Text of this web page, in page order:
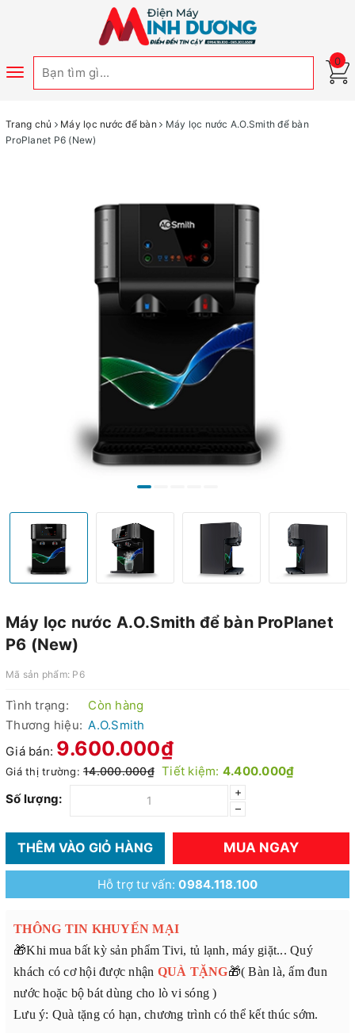
Toggle
0
Trang chủ Máy lọc nước để bàn
Máy lọc nước A.O.Smith để bàn
ProPlanet P6 (New)
Máy lọc nước A.O.Smith để bàn ProPlanet
P6 (New)
Mã sản phẩm: P6
Tình trạng:
Còn hàng
Thương hiệu: A.O.Smith
Giá bán: 9.600.000₫
Giá thị trường: 14.000.000₫ Tiết kiệm: 4.400.000₫
Số lượng:
+
–
THÊM VÀO GIỎ HÀNG MUA NGAY
Hỗ trợ tư vấn:0984.118.100
THÔNG TIN KHUYẾN MẠI
🎁Khi mua bất kỳ sản phẩm Tivi, tủ lạnh, máy giặt... Quý
khách có cơ hội được nhận QUÀ TẶNG🎁( Bàn là, ấm đun
nước hoặc bộ bát dùng cho lò vi sóng )
Lưu ý: Quà tặng có hạn, chương trình có thể kết thúc sớm.